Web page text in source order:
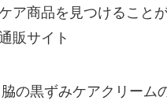
ア商品を見つけることが
販サイト
の黒ずみケアクリーム